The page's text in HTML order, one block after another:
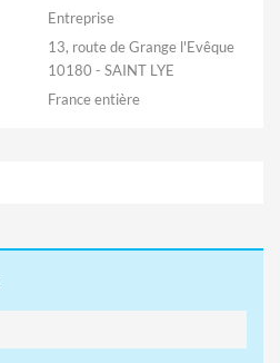
Entreprise
13, route de Grange l'Evêque
10180 - SAINT LYE